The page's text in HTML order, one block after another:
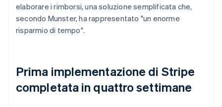
elaborare i rimborsi, una soluzione semplificata che,
secondo Munster, ha rappresentato "un enorme
risparmio di tempo".
Prima implementazione di Stripe
completata in quattro settimane